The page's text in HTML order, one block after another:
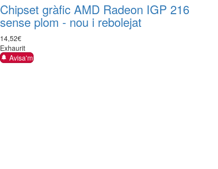
Chipset gràfic AMD Radeon IGP 216
sense plom - nou i rebolejat
14,52€
Exhaurit
Avisa'm